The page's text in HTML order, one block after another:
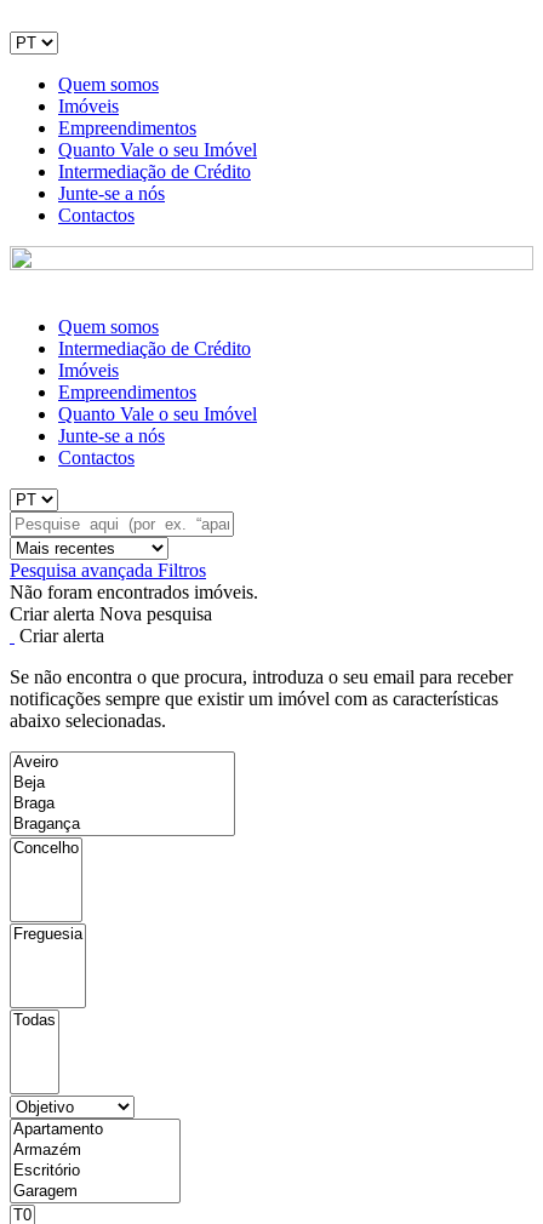
Quem somos
Imóveis
Empreendimentos
Quanto Vale o seu Imóvel
Intermediação de Crédito
Junte-se a nós
Contactos
Quem somos
Intermediação de Crédito
Imóveis
Empreendimentos
Quanto Vale o seu Imóvel
Junte-se a nós
Contactos
Pesquisa avançada Filtros
Não foram encontrados imóveis.
Criar alerta Nova pesquisa
Criar alerta
Se não encontra o que procura, introduza o seu email para receber
notificações sempre que existir um imóvel com as características
abaixo selecionadas.